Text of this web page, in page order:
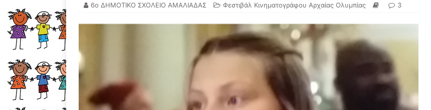
6ο ΔΗΜΟΤΙΚΟ ΣΧΟΛΕΙΟ ΑΜΑΛΙΑΔΑΣ Φεστιβάλ Κινηματογράφου Αρχαίας Ολυμπίας 3